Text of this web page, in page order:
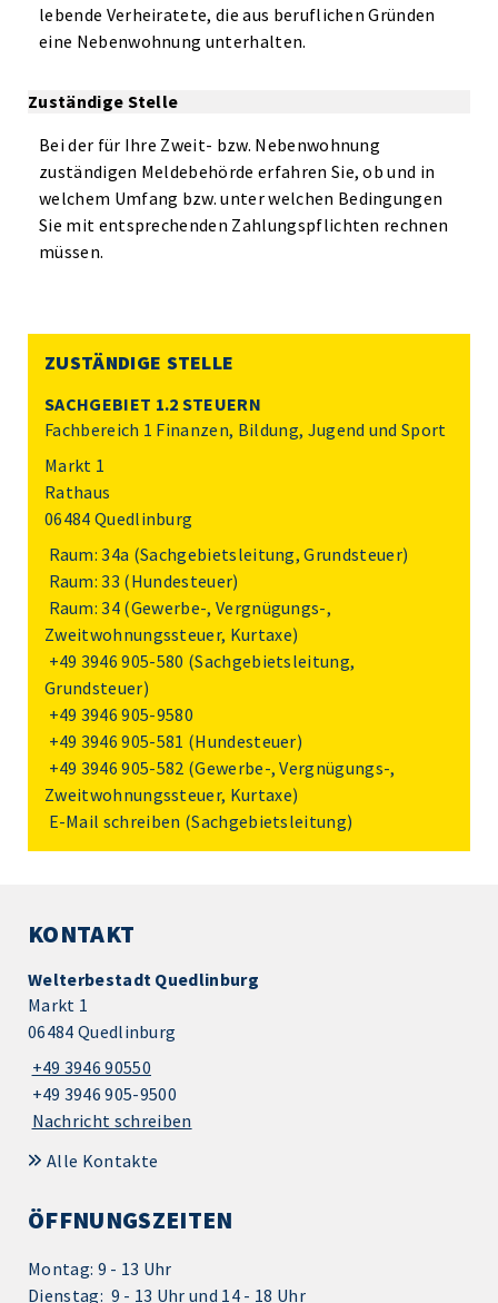
lebende Verheiratete, die aus beruflichen Gründen
eine Nebenwohnung unterhalten.
Zuständige Stelle
Bei der für Ihre Zweit- bzw. Nebenwohnung
zuständigen Meldebehörde erfahren Sie, ob und in
welchem Umfang bzw. unter welchen Bedingungen
Sie mit entsprechenden Zahlungspflichten rechnen
müssen.
ZUSTÄNDIGE STELLE
SACHGEBIET 1.2 STEUERN
Fachbereich 1 Finanzen, Bildung, Jugend und Sport
Markt 1
Rathaus
06484 Quedlinburg
Raum: 34a (Sachgebietsleitung, Grundsteuer)
Raum: 33 (Hundesteuer)
Raum: 34 (Gewerbe-, Vergnügungs-,
Zweitwohnungssteuer, Kurtaxe)
+49 3946 905-580 (Sachgebietsleitung,
Grundsteuer)
+49 3946 905-9580
+49 3946 905-581 (Hundesteuer)
+49 3946 905-582 (Gewerbe-, Vergnügungs-,
Zweitwohnungssteuer, Kurtaxe)
E-Mail schreiben (Sachgebietsleitung)
KONTAKT
Welterbestadt Quedlinburg
Markt 1
06484 Quedlinburg
+49 3946 90550
+49 3946 905-9500
Nachricht schreiben
Alle Kontakte
ÖFFNUNGSZEITEN
Montag: 9 - 13 Uhr
Dienstag: 9 - 13 Uhr und 14 - 18 Uhr